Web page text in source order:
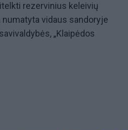
rezervinius keleivių
vidaus sandoryje
„Klaipėdos